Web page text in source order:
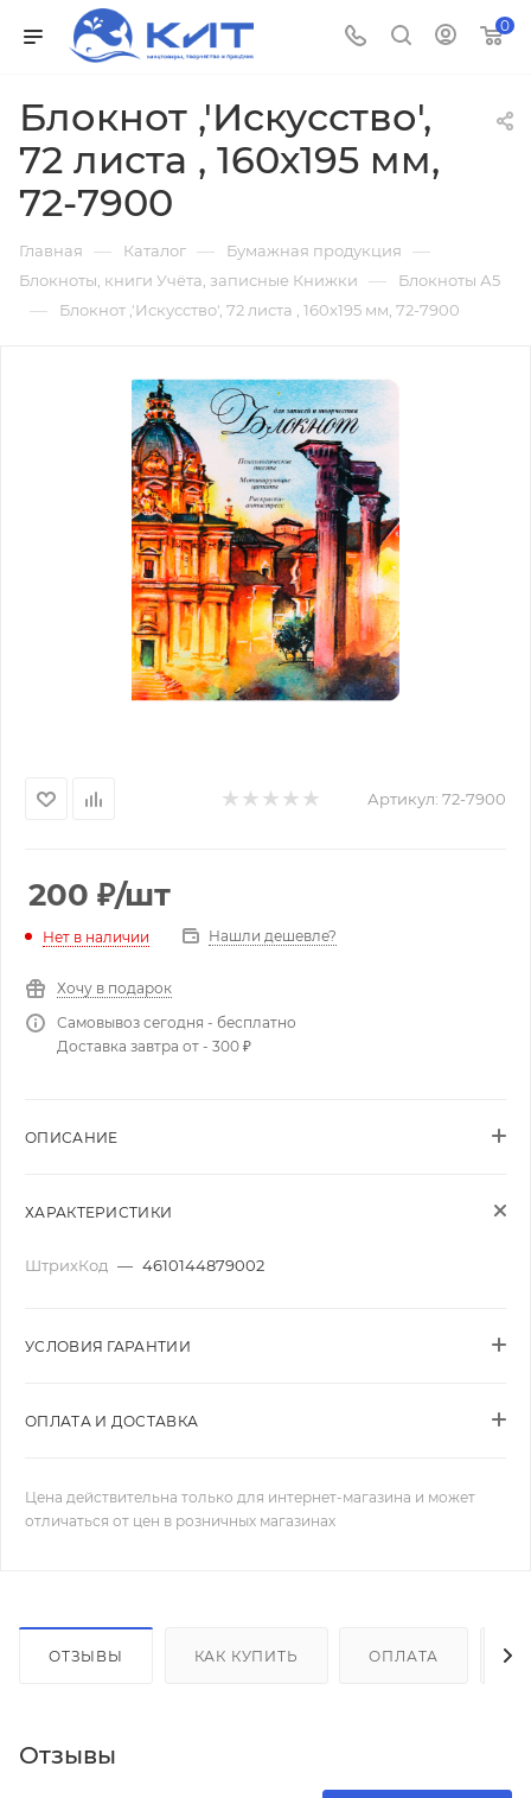
0
Блокнот ,'Искусство',
72 листа , 160х195 мм,
72-7900
Главная — Каталог — Бумажная продукция —
Блокноты, книги Учёта, записные Книжки — Блокноты А5
— Блокнот ,'Искусство', 72 листа , 160х195 мм, 72-7900
Артикул: 72-7900
200 ₽/шт
Нет в наличии Нашли дешевле?
Хочу в подарок
Самовывоз сегодня - бесплатно
Доставка завтра от - 300 ₽
ОПИСАНИЕ
ХАРАКТЕРИСТИКИ
ШтрихКод — 4610144879002
УСЛОВИЯ ГАРАНТИИ
ОПЛАТА И ДОСТАВКА
Цена действительна только для интернет-магазина и может
отличаться от цен в розничных магазинах
ОТЗЫВЫ КАК КУПИТЬ ОПЛАТА
Отзывы